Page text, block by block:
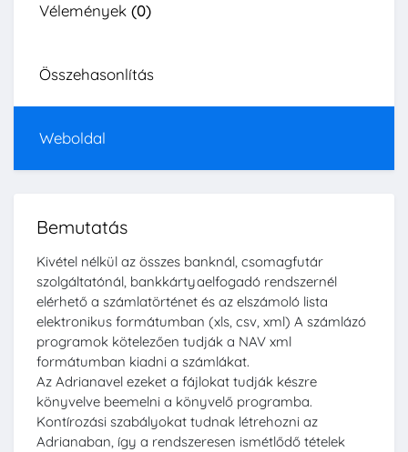
Vélemények (0)
Összehasonlítás
Weboldal
Bemutatás
Kivétel nélkül az összes banknál, csomagfutár
szolgáltatónál, bankkártyaelfogadó rendszernél
elérhető a számlatörténet és az elszámoló lista
elektronikus formátumban (xls, csv, xml) A számlázó
programok kötelezően tudják a NAV xml
formátumban kiadni a számlákat.
Az Adrianavel ezeket a fájlokat tudják készre
könyvelve beemelni a könyvelő programba.
Kontírozási szabályokat tudnak létrehozni az
Adrianaban, így a rendszeresen ismétlődő tételek